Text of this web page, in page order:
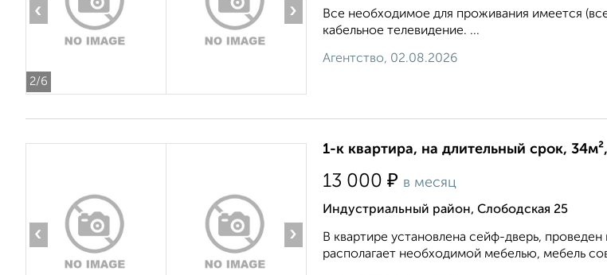
2/6
‹ ›
Все необходимое для проживания имеется
кабельное телевидение. ...
Агентство, 02.08.2026
‹ ›
1-к квартира, на длительный срок,
13 000 ₽ в месяц
Индустриальный район, Слободская 25
В квартире установлена сейф-дверь,
располагает необходимой мебелью, мебель